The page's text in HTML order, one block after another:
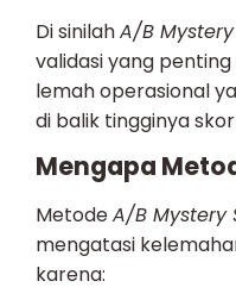
Di sinilahA/B
validasi yang
lemah operasional
di balik tingginya skor
Mengapa
MetodeA/B Mystery
mengatasi
karena: